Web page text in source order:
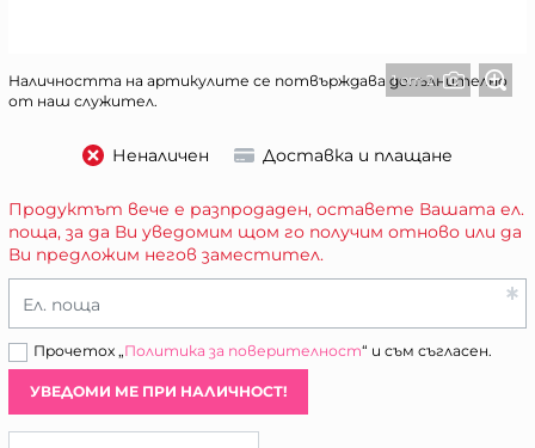
1 от 2
Наличността на артикулите се потвърждава допълнително
от наш служител.
Неналичен Доставка и плащане
Продуктът вече е разпродаден, оставете Вашата ел.
поща, за да Ви уведомим щом го получим отново или да
Ви предложим негов заместител.
Ел. поща
Прочетох „Политика за поверителност“ и съм съгласен.
УВЕДОМИ МЕ ПРИ НАЛИЧНОСТ!